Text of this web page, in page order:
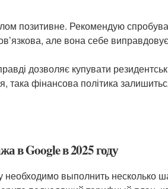
позитивне. Рекомендую
але вона себе
дозволяє купувати
така фінансова політика
в Google в 2025 году
выполнить несколько